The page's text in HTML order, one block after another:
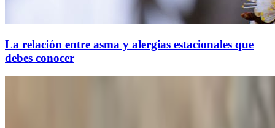
La relación entre asma y alergias estacionales que
debes conocer